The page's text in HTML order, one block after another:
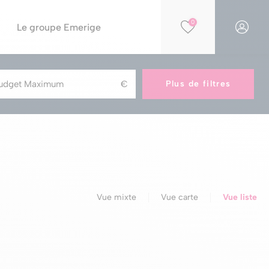
0
Par opportunités
Financer votre projet
Le groupe Emerige
Vue mixte Vue carte Vue liste
Plus de filtres